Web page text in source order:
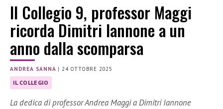
Il Collegio 9, professor Maggi
ricorda Dimitri Iannone a un
anno dalla scomparsa
ANDREA SANNA |24 OTTOBRE 2025
IL COLLEGIO
La dedica di professor Andrea Maggi a Dimitri Iannone